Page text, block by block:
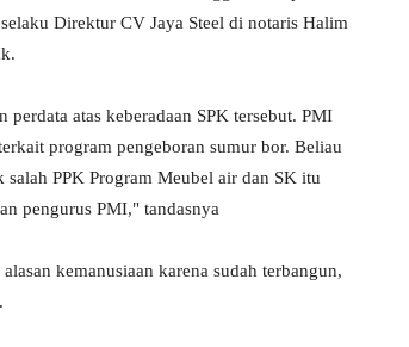
Direktur CV Jaya Steel di notaris Halim
atas keberadaan SPK tersebut. PMI
program pengeboran sumur bor. Beliau
PPK Program Meubel air dan SK itu
pengurus PMI," tandasnya
kemanusiaan karena sudah terbangun,